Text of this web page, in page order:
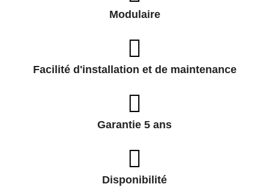
Modulaire
Facilité d'installation et de maintenance
Garantie 5 ans
Disponibilité